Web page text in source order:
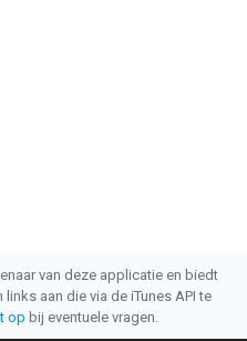
van deze applicatie en biedt
aan die via de iTunes API te
op bij eventuele vragen.